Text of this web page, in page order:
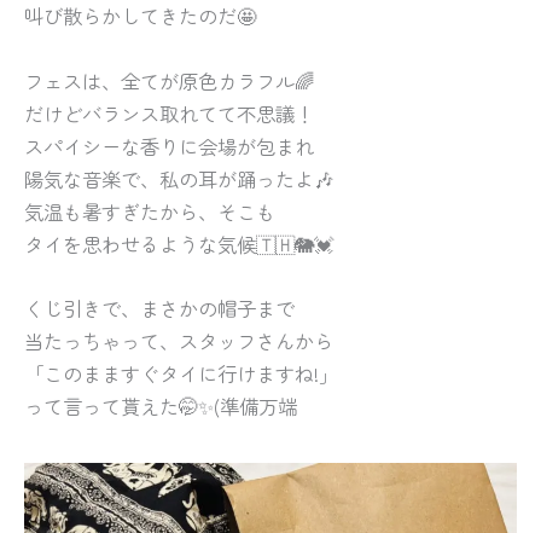
叫び散らかしてきたのだ🤩
フェスは、全てが原色カラフル🌈
だけどバランス取れてて不思議！
スパイシーな香りに会場が包まれ
陽気な音楽で、私の耳が踊ったよ🎶
気温も暑すぎたから、そこも
タイを思わせるような気候🇹🇭🐘💓
くじ引きで、まさかの帽子まで
当たっちゃって、スタッフさんから
「このまますぐタイに行けますね!」
って言って貰えた🤭✨(準備万端